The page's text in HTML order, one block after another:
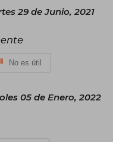
29 de Junio, 2021
No es útil
05 de Enero, 2022